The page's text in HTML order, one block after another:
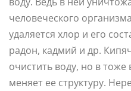
человеческого
удаляется хлор и его
радон, кадмий и др.
очистить воду, но в
меняет ее структуру.